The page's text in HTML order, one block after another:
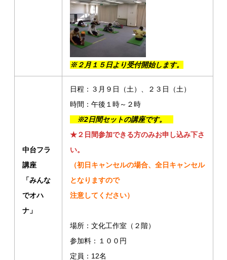
※２月１５日より受付開始します。
中台フラ
講座
「みんな
でオハ
ナ」
日程：３月９日（土）、２３日（土）
時間：午後１時～２時
※2日間セットの講座です。
★２日間参加できる方のみお申し込み下さ
い。
（初日キャンセルの場合、全日キャンセル
となりますので
注意してください）
場所：文化工作室（２階）
参加料：１００円
定員：12名